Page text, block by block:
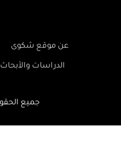
عن موقع شكوى
الدراسات والأبحاث
جميع